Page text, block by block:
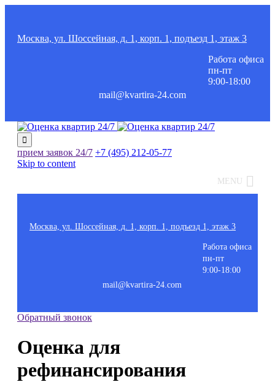
Москва, ул. Шоссейная, д. 1, корп. 1, подъезд 1, этаж 3
Работа офиса
пн-пт
9:00-18:00
mail@kvartira-24.com

прием заявок 24/7 +7 (495) 212-05-77
Skip to content
MENU
Москва, ул. Шоссейная, д. 1, корп. 1, подъезд 1, этаж 3
Работа офиса
пн-пт
9:00-18:00
mail@kvartira-24.com
Обратный звонок
Оценка для
рефинансирования